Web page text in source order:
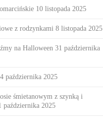
10 listopada 2025
z rodzynkami 8 listopada 2025
na Halloween 31 października
października 2025
śmietanowym z szynką i
października 2025